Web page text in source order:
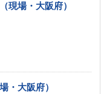
現場・大阪府）
・大阪府）